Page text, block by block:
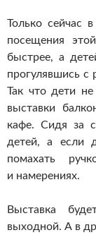
Только сейчас
посещения
быстрее, а
прогулявшись с
Так что дети
выставки
кафе. Сидя за
детей, а если
помахать
и намерениях.
Выставка
выходной. А в